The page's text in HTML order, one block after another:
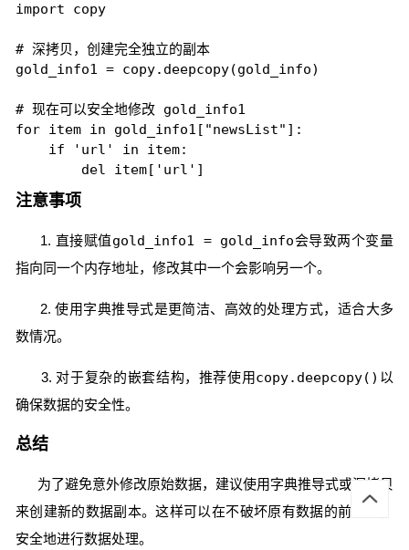
import copy
# 深拷贝，创建完全独立的副本
gold_info1 = copy.deepcopy(gold_info)
# 现在可以安全地修改 gold_info1
for item in gold_info1["newsList"]:
    if 'url' in item:
注意事项
1. 直接赋值gold_info1 = gold_info会导致两个变量
指向同一个内存地址，修改其中一个会影响另一个。
2. 使用字典推导式是更简洁、高效的处理方式，适合大多
数情况。
3. 对于复杂的嵌套结构，推荐使用copy.deepcopy() 以
确保数据的安全性。
总结
为了避免意外修改原始数据，建议使用字典推导式或深拷贝
来创建新的数据副本。这样可以在不破坏原有数据的前提下，
安全地进行数据处理。